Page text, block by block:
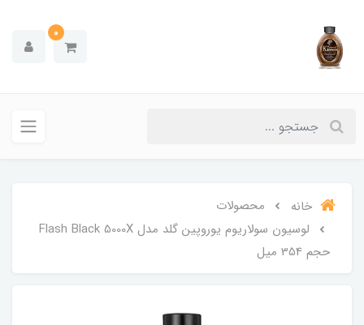
0
خانه
محصولات
لوسیون سولاریوم یوروپین گلد مدل Flash Black 5000X
حجم 354 میل